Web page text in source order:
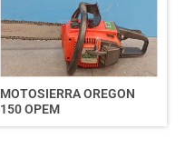
MOTOSIERRA OREGON
150 OPEM